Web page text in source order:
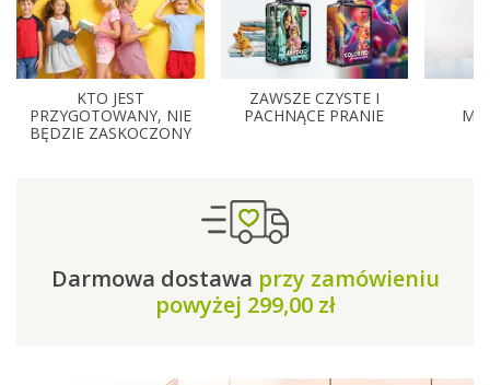
KTO JEST
PRZYGOTOWANY, NIE
BĘDZIE ZASKOCZONY
ZAWSZE CZYSTE I
PACHNĄCE PRANIE
Darmowa dostawa przy zamówieniu
powyżej 299,00 zł